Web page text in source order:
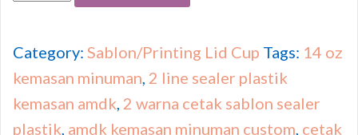
Category: Sablon/Printing Lid Cup Tags: 14 oz
kemasan minuman 2 line sealer plastik
kemasan amdk 2 warna cetak sablon sealer
plastik amdk kemasan minuman custom cetak